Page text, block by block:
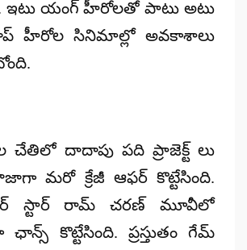
ఇటు యంగ్ హీరోలతో పాటు అటు
హీరోల సినిమాల్లో అవకాశాలు
చేతిలో దాదాపు పది ప్రాజెక్ట్ లు
మరో క్రేజీ ఆఫర్ కొట్టేసింది.
స్టార్ రామ్ చరణ్ మూవీలో
కొట్టేసింది. ప్రస్తుతం గేమ్